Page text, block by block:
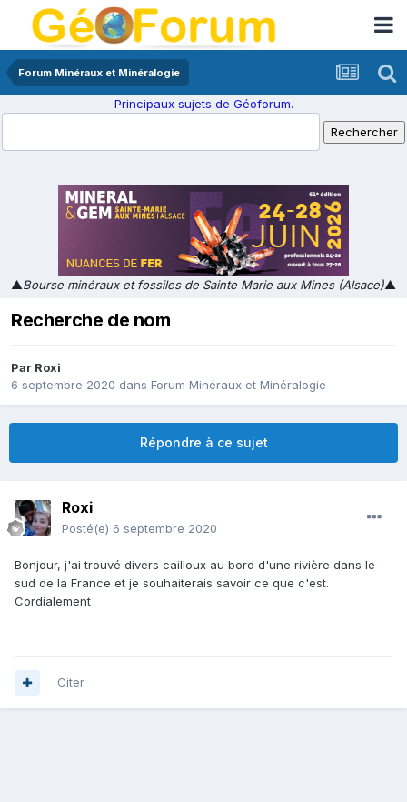
Forum Minéraux et Minéralogie
Principaux sujets de Géoforum.
▲Bourse minéraux et fossiles de Sainte Marie aux Mines (Alsace)▲
Recherche de nom
Par Roxi
6 septembre 2020 dans Forum Minéraux et Minéralogie
Répondre à ce sujet
Roxi
Posté(e) 6 septembre 2020
Bonjour, j'ai trouvé divers cailloux au bord d'une rivière dans le
sud de la France et je souhaiterais savoir ce que c'est.
Cordialement
Citer